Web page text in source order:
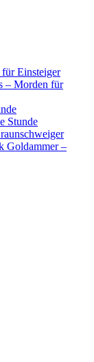
Einsteiger
– Morden für
Stunde
Goldammer –